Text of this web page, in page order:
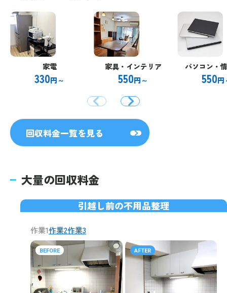
家電
330円～
家具・インテリア
550円～
パソコン・
550円
回収料金一覧を見る
大量の回収料金
引越し前の不用品整理
作業1作業2作業3
BEFORE AFTER